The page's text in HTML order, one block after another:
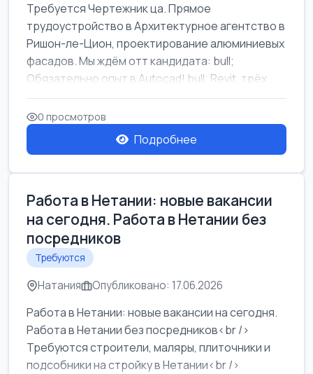
Требуется Чертежник ца. Прямое
трудоустройство в Архитектурное агентство в
Ришон-ле-Цион, проектирование алюминиевых
фасадов. Мы ждём отт кандидата: bull;
Обязательно опыт в Autocad! bull; Revit, трёх...
0 просмотров
Подробнее
Работа в Нетании: новые вакансии
на сегодня. Работа в Нетании без
посредников
Требуются
Натания Опубликовано: 17.06.2026
Работа в Нетании: новые вакансии на сегодня.
Работа в Нетании без посредников<br />
Требуются строители, маляры, плиточники и
подсобники на стройку в Нетании<br />